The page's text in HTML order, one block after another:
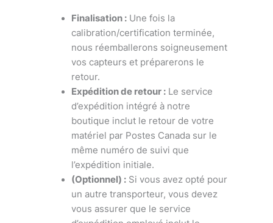
Finalisation :Une fois la
calibration/certification terminée,
nous réemballerons soigneusement
vos capteurs et préparerons le
retour.
Expédition de retour :Le service
d’expédition intégré à notre
boutique inclut le retour de votre
matériel par Postes Canada sur le
même numéro de suivi que
l’expédition initiale.
(Optionnel) :Si vous avez opté pour
un autre transporteur, vous devez
vous assurer que le service